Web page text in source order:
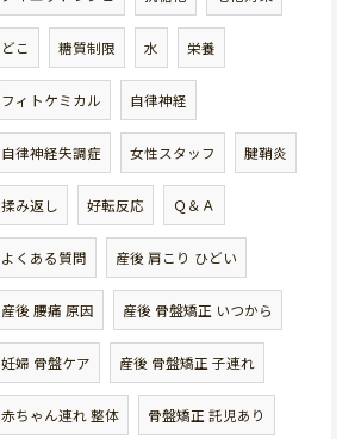
どこ 糖質制限 水 栄養
フィトケミカル 自律神経
自律神経失調症 女性スタッフ 腱鞘炎
揉み返し 好転反応 Ｑ＆Ａ
よくある質問 産後 肩こり ひどい
産後 腰痛 原因 産後 骨盤矯正 いつから
妊婦 骨盤ケア 産後 骨盤矯正 子連れ
赤ちゃん連れ 整体 骨盤矯正 託児あり